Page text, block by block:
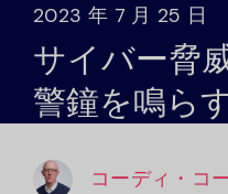
について
パートナー
連絡先
2023 年 7 月 25 日
サイバー脅
警鐘を鳴ら
コーディ・コ